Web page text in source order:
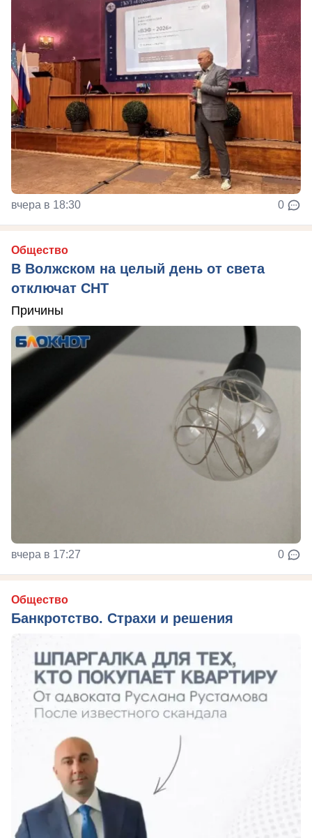
вчера в 18:30 0
Общество
В Волжском на целый день от света
отключат СНТ
Причины
вчера в 17:27 0
Общество
Банкротство. Страхи и решения